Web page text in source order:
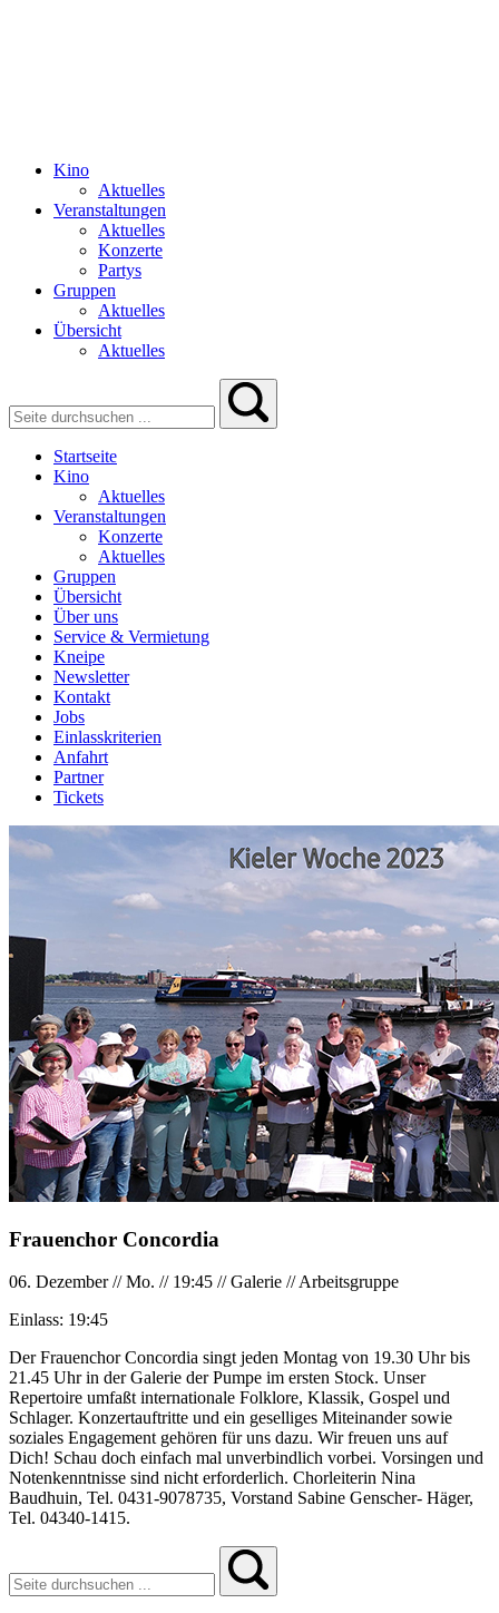
Kino
Aktuelles
Veranstaltungen
Aktuelles
Konzerte
Partys
Gruppen
Aktuelles
Übersicht
Aktuelles
Startseite
Kino
Aktuelles
Veranstaltungen
Konzerte
Aktuelles
Gruppen
Übersicht
Über uns
Service & Vermietung
Kneipe
Newsletter
Kontakt
Jobs
Einlasskriterien
Anfahrt
Partner
Tickets
Frauenchor Concordia
06. Dezember//Mo. // 19:45 //Galerie //Arbeitsgruppe
Einlass: 19:45
Der Frauenchor Concordia singt jeden Montag von 19.30 Uhr bis
21.45 Uhr in der Galerie der Pumpe im ersten Stock. Unser
Repertoire umfaßt internationale Folklore, Klassik, Gospel und
Schlager. Konzertauftritte und ein geselliges Miteinander sowie
soziales Engagement gehören für uns dazu. Wir freuen uns auf
Dich! Schau doch einfach mal unverbindlich vorbei. Vorsingen und
Notenkenntnisse sind nicht erforderlich. Chorleiterin Nina
Baudhuin, Tel. 0431-9078735, Vorstand Sabine Genscher- Häger,
Tel. 04340-1415.